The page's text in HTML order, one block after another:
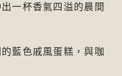
一杯香氣四溢的晨間
的藍色戚風蛋糕，與咖